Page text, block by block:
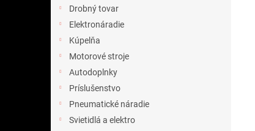
Drobný tovar
Elektronáradie
Kúpelňa
Motorové stroje
Autodoplnky
Príslušenstvo
Pneumatické náradie
Svietidlá a elektro